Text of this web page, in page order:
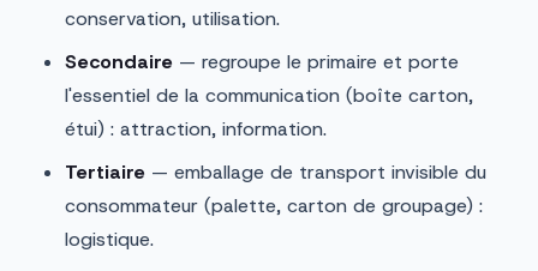
conservation, utilisation.
Secondaire — regroupe le primaire et porte
l'essentiel de la communication (boîte carton,
étui) : attraction, information.
Tertiaire — emballage de transport invisible du
consommateur (palette, carton de groupage) :
logistique.